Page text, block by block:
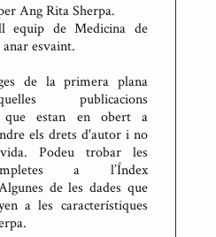
Ang Rita Sherpa.
equip de Medicina de
esvaint.
de la primera plana
publicacions
que estan en obert a
els drets d'autor i no
Podeu trobar les
a l’Índex
de les dades que
a les característiques